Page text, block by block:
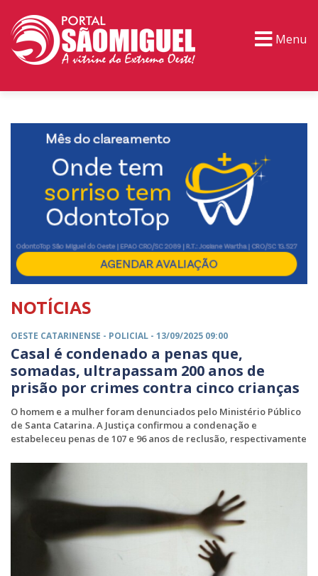
Menu
NOTÍCIAS
OESTE CATARINENSE - POLICIAL - 13/09/2025 09:00
Casal é condenado a penas que,
somadas, ultrapassam 200 anos de
prisão por crimes contra cinco crianças
O homem e a mulher foram denunciados pelo Ministério Público
de Santa Catarina. A Justiça confirmou a condenação e
estabeleceu penas de 107 e 96 anos de reclusão, respectivamente